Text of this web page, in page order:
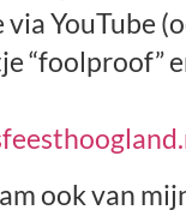
YouTube
“foolproof”
ook van